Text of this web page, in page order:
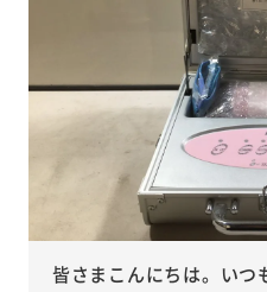
皆さまこんにちは。いつ